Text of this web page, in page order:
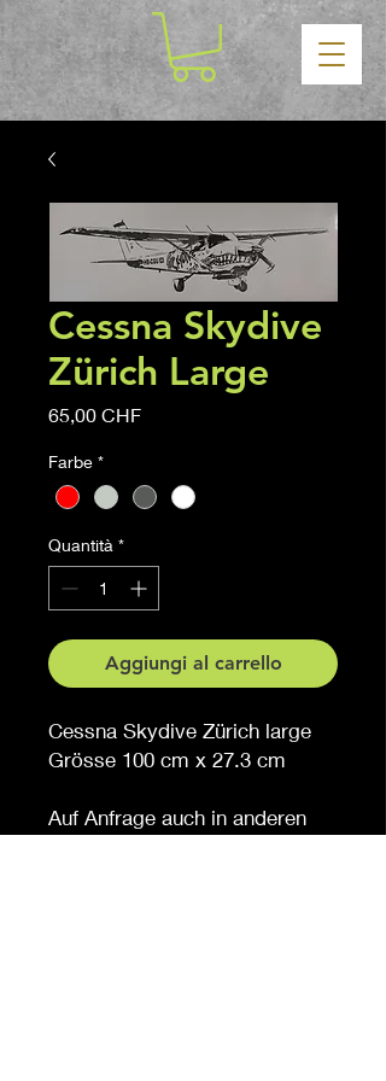
Cessna Skydive
Zürich Large
65,00 CHFPrezzo
Farbe *
Quantità *
Aggiungi al carrello
Cessna Skydive Zürich large
Grösse 100 cm x 27.3 cm
Auf Anfrage auch in anderen